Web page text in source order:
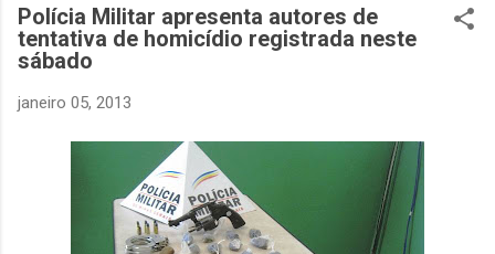
Polícia Militar apresenta autores de
tentativa de homicídio registrada neste
sábado
janeiro 05, 2013